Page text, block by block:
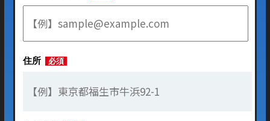
住所 必須